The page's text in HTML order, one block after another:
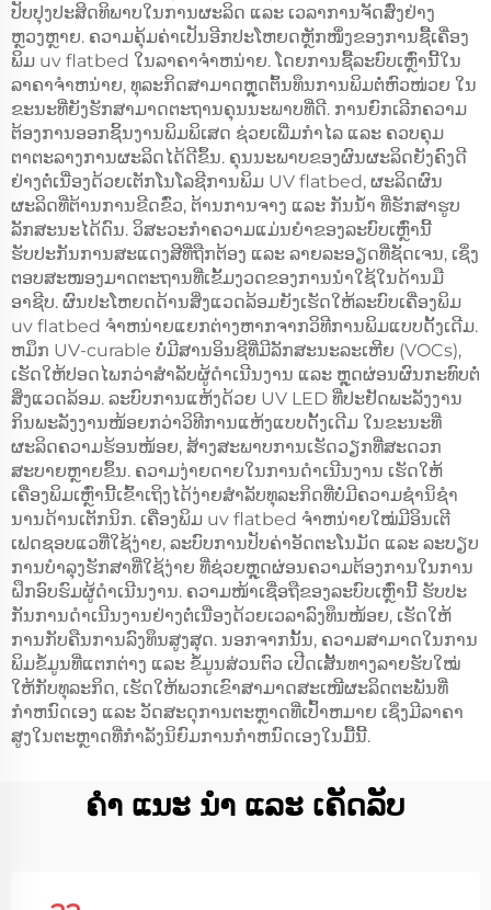
ປັບປຸງປະສິດທິພາບໃນການຜະລິດ ແລະ ເວລາການຈັດສົ່ງຢ່າງ
ຫຼວງຫຼາຍ. ຄວາມຄຸ້ມຄ່າເປັນອີກປະໂຫຍດຫຼັກໜຶ່ງຂອງການຊື້ເຄື່ອງ
ພິມ uv flatbed ໃນລາຄາຈໍາຫນ່າຍ. ໂດຍການຊື້ລະບົບເຫຼົ່ານີ້ໃນ
ລາຄາຈໍາຫນ່າຍ, ທຸລະກິດສາມາດຫຼຸດຕົ້ນທຶນການພິມຕໍ່ຫົວໜ່ວຍ ໃນ
ຂະນະທີ່ຍັງຮັກສາມາດຕະຖານຄຸນນະພາບທີ່ດີ. ການຍົກເລີກຄວາມ
ຕ້ອງການອອກຊິ້ນງານພິມພິເສດ ຊ່ວຍເພີ່ມກໍາໄລ ແລະ ຄວບຄຸມ
ຕາຕະລາງການຜະລິດໄດ້ດີຂຶ້ນ. ຄຸນນະພາບຂອງຜົນຜະລິດຍັງຄົງດີ
ຢ່າງຕໍ່ເນື່ອງດ້ວຍເຕັກໂນໂລຊີການພິມ UV flatbed, ຜະລິດຜົນ
ຜະລິດທີ່ຕ້ານການຂີດຂົ່ວ, ຕ້ານການຈາງ ແລະ ກັນນ້ໍາ ທີ່ຮັກສາຮູບ
ລັກສະນະໄດ້ດົນ. ວິສະວະກໍາຄວາມແມ່ນຍໍາຂອງລະບົບເຫຼົ່ານີ້
ຮັບປະກັນການສະແດງສີທີ່ຖືກຕ້ອງ ແລະ ລາຍລະອຽດທີ່ຊັດເຈນ, ເຊິ່ງ
ຕອບສະໜອງມາດຕະຖານທີ່ເຂັ້ມງວດຂອງການນໍາໃຊ້ໃນດ້ານມື
ອາຊີບ. ຜົນປະໂຫຍດດ້ານສິ່ງແວດລ້ອມຍັງເຮັດໃຫ້ລະບົບເຄື່ອງພິມ
uv flatbed ຈໍາຫນ່າຍແຍກຕ່າງຫາກຈາກວິທີການພິມແບບດັ້ງເດີມ.
ຫມຶກ UV-curable ບໍ່ມີສານອິນຊີທີ່ມີລັກສະນະລະເຫີຍ (VOCs),
ເຮັດໃຫ້ປອດໄພກວ່າສໍາລັບຜູ້ດໍາເນີນງານ ແລະ ຫຼຸດຜ່ອນຜົນກະທົບຕໍ່
ສິ່ງແວດລ້ອມ. ລະບົບການແຫ້ງດ້ວຍ UV LED ທີ່ປະຢັດພະລັງງານ
ກິນພະລັງງານໜ້ອຍກວ່າວິທີການແຫ້ງແບບດັ້ງເດີມ ໃນຂະນະທີ່
ຜະລິດຄວາມຮ້ອນໜ້ອຍ, ສ້າງສະພາບການເຮັດວຽກທີ່ສະດວກ
ສະບາຍຫຼາຍຂຶ້ນ. ຄວາມງ່າຍດາຍໃນການດໍາເນີນງານ ເຮັດໃຫ້
ເຄື່ອງພິມເຫຼົ່ານີ້ເຂົ້າເຖິງໄດ້ງ່າຍສໍາລັບທຸລະກິດທີ່ບໍ່ມີຄວາມຊໍານິຊໍາ
ນານດ້ານເຕັກນິກ. ເຄື່ອງພິມ uv flatbed ຈໍາຫນ່າຍໃໝ່ມີອິນເຕີ
ເຟດຊອບແວທີ່ໃຊ້ງ່າຍ, ລະບົບການປັບຄ່າອັດຕະໂນມັດ ແລະ ລະບຽບ
ການບໍາລຸງຮັກສາທີ່ໃຊ້ງ່າຍ ທີ່ຊ່ວຍຫຼຸດຜ່ອນຄວາມຕ້ອງການໃນການ
ຝຶກອົບຮົມຜູ້ດໍາເນີນງານ. ຄວາມໜ້າເຊື່ອຖືຂອງລະບົບເຫຼົ່ານີ້ ຮັບປະ
ກັນການດໍາເນີນງານຢ່າງຕໍ່ເນື່ອງດ້ວຍເວລາລົງທຶນໜ້ອຍ, ເຮັດໃຫ້
ການກັບຄືນການລົງທຶນສູງສຸດ. ນອກຈາກນັ້ນ, ຄວາມສາມາດໃນການ
ພິມຂໍ້ມູນທີ່ແຕກຕ່າງ ແລະ ຂໍ້ມູນສ່ວນຕົວ ເປີດເສັ້ນທາງລາຍຮັບໃໝ່
ໃຫ້ກັບທຸລະກິດ, ເຮັດໃຫ້ພວກເຂົາສາມາດສະເໜີຜະລິດຕະພັນທີ່
ກໍາຫນົດເອງ ແລະ ວັດສະດຸການຕະຫຼາດທີ່ເປົ້າຫມາຍ ເຊິ່ງມີລາຄາ
ສູງໃນຕະຫຼາດທີ່ກໍາລັງນິຍົມການກໍາຫນົດເອງໃນມື້ນີ້.
ຄໍາ ແນະ ນໍາ ແລະ ເຄັດລັບ